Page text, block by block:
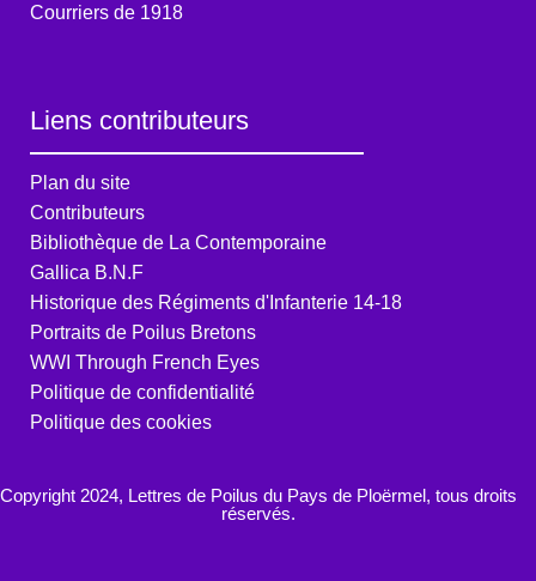
Courriers de 1918
Liens contributeurs
Plan du site
Contributeurs
Bibliothèque de La Contemporaine
Gallica B.N.F
Historique des Régiments d'Infanterie 14-18
Portraits de Poilus Bretons
WWI Through French Eyes
Politique de confidentialité
Politique des cookies
Copyright 2024, Lettres de Poilus du Pays de Ploërmel, tous droits
réservés.